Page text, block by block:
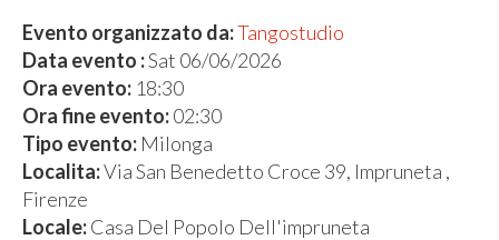
Evento organizzato da:Tangostudio
Data evento :Sat 06/06/2026
Ora evento: 18:30
Ora fine evento:02:30
Tipo evento: Milonga
Localita:Via San Benedetto Croce 39, Impruneta ,
Firenze
Locale:Casa Del Popolo Dell'impruneta